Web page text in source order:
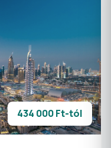
434 000 Ft-tól